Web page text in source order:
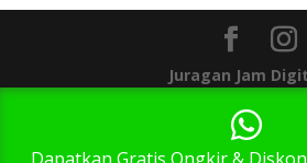
Juragan Jam